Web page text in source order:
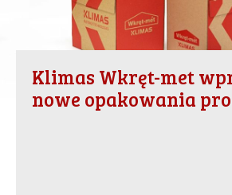
Klimas Wkręt-met
nowe opakowania